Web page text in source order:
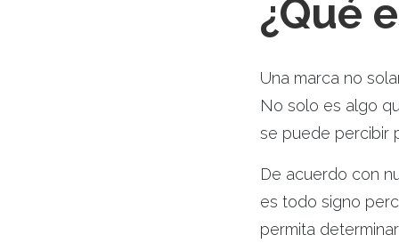
¿Qué
Una marca no
No solo es algo
se puede percibir
De acuerdo con
es todo signo
permita